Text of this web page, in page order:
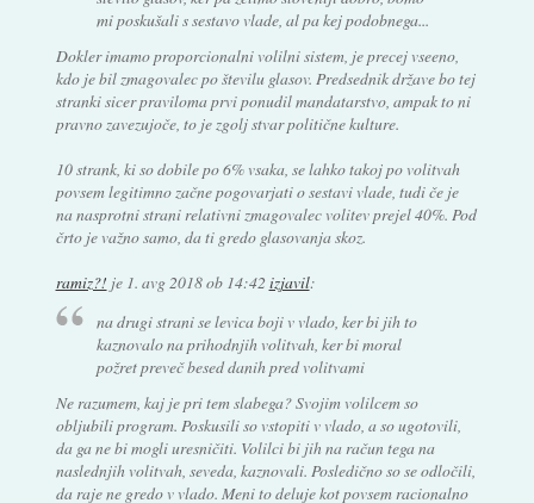
mi poskušali s sestavo vlade, al pa kej podobnega...
Dokler imamo proporcionalni volilni sistem, je precej vseeno,
kdo je bil zmagovalec po številu glasov. Predsednik države bo tej
stranki sicer praviloma prvi ponudil mandatarstvo, ampak to ni
pravno zavezujoče, to je zgolj stvar politične kulture.
10 strank, ki so dobile po 6% vsaka, se lahko takoj po volitvah
povsem legitimno začne pogovarjati o sestavi vlade, tudi če je
na nasprotni strani relativni zmagovalec volitev prejel 40%. Pod
črto je važno samo, da ti gredo glasovanja skoz.
ramiz?! je 1. avg 2018 ob 14:42 izjavil:
na drugi strani se levica boji v vlado, ker bi jih to
kaznovalo na prihodnjih volitvah, ker bi moral
požret preveč besed danih pred volitvami
Ne razumem, kaj je pri tem slabega? Svojim volilcem so
obljubili program. Poskusili so vstopiti v vlado, a so ugotovili,
da ga ne bi mogli uresničiti. Volilci bi jih na račun tega na
naslednjih volitvah, seveda, kaznovali. Posledično so se odločili,
da raje ne gredo v vlado. Meni to deluje kot povsem racionalno